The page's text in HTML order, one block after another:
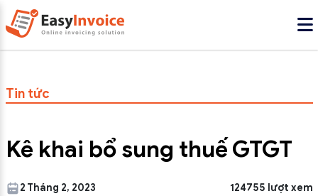
Tin tức
Kê khai bổ sung thuế GTGT
2 Tháng 2, 2023 124755 lượt xem